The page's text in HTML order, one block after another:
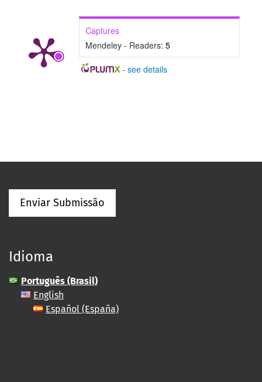
Captures
Mendeley - Readers: 5
- see details
Enviar Submissão
Idioma
Português (Brasil)
English
Español (España)